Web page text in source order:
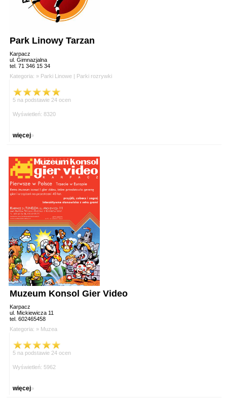
Park Linowy Tarzan
Karpacz
ul. Gimnazjalna
tel. 71 346 15 34
Kategoria: » Parki Linowe | Parki rozrywki
5 na podstawie 24 ocen
Wyświetleń: 8320
więcej»
Muzeum Konsol Gier Video
Karpacz
ul. Mickiewicza 11
tel. 602465458
Kategoria: » Muzea
5 na podstawie 24 ocen
Wyświetleń: 5962
więcej»